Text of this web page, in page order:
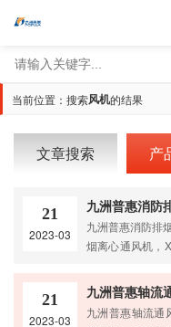
当前位置：搜索风机的结果
文章搜索 产
21
2023-03
九洲普惠消防
九洲普惠消防排
烟离心通风机，
消防系列风机，
21
2023-03
九洲普惠轴流
九洲普惠轴流通